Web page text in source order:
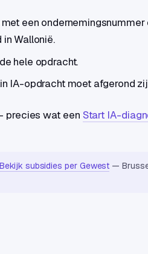
een ondernemingsnummer
Wallonië.
hele opdracht.
IA-opdracht moet afgerond
precies wat een Start IA-
Bekijk subsidies per Gewest —